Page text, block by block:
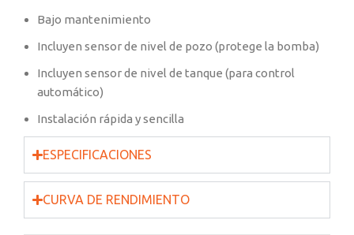
Bajo mantenimiento
Incluyen sensor de nivel de pozo (protege la bomba)
Incluyen sensor de nivel de tanque (para control
automático)
Instalación rápida y sencilla
ESPECIFICACIONES
CURVA DE RENDIMIENTO